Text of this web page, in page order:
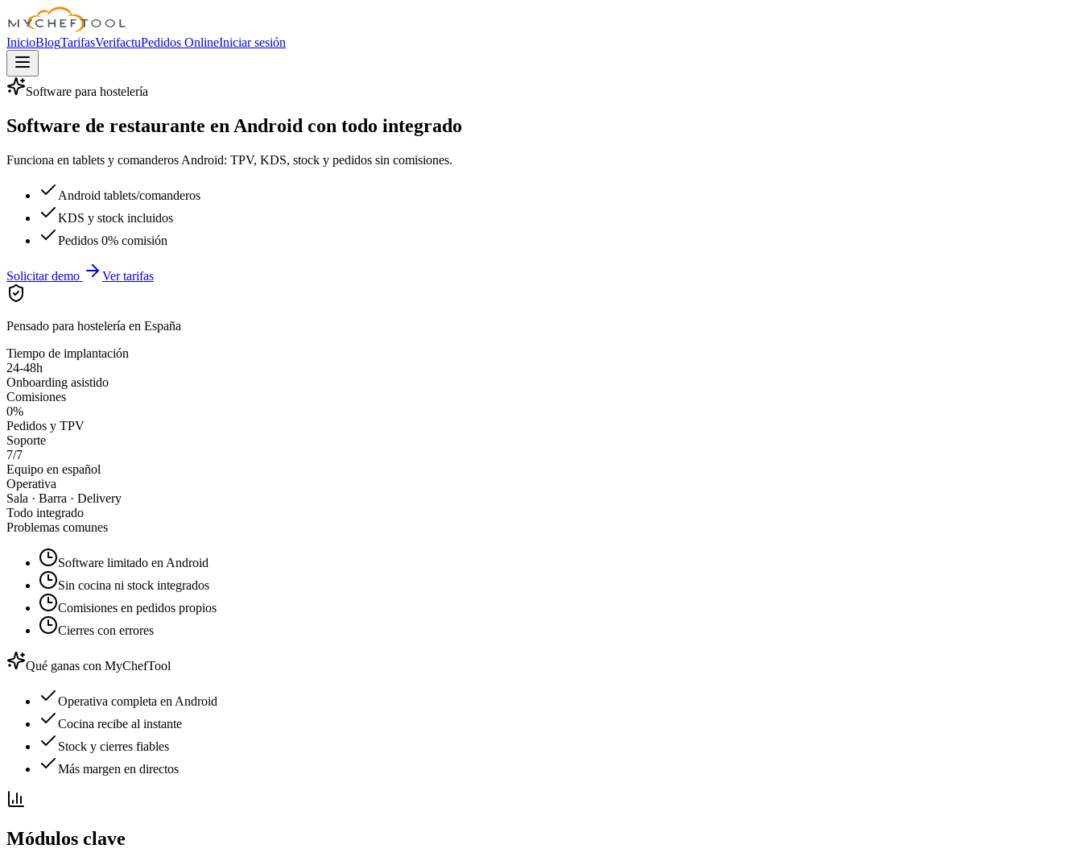
MyChefTool
InicioBlogTarifasVerifactuPedidos OnlineIniciar sesión
Software para hostelería
Software de restaurante en Android con todo integrado
Funciona en tablets y comanderos Android: TPV, KDS, stock y pedidos sin comisiones.
Android tablets/comanderos
KDS y stock incluidos
Pedidos 0% comisión
Solicitar demo Ver tarifas
Pensado para hostelería en España
Tiempo de implantación
24-48h
Onboarding asistido
Comisiones
0%
Pedidos y TPV
Soporte
7/7
Equipo en español
Operativa
Sala · Barra · Delivery
Todo integrado
Problemas comunes
Software limitado en Android
Sin cocina ni stock integrados
Comisiones en pedidos propios
Cierres con errores
Qué ganas con MyChefTool
Operativa completa en Android
Cocina recibe al instante
Stock y cierres fiables
Más margen en directos
Módulos clave